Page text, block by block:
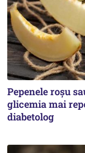
Pepenele roșu
glicemia mai
diabetolog